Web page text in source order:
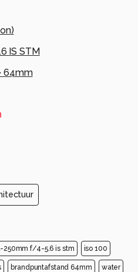
)
IS STM
64mm
250mm f/4-5.6 is stm iso 100
brandpuntafstand 64mm water